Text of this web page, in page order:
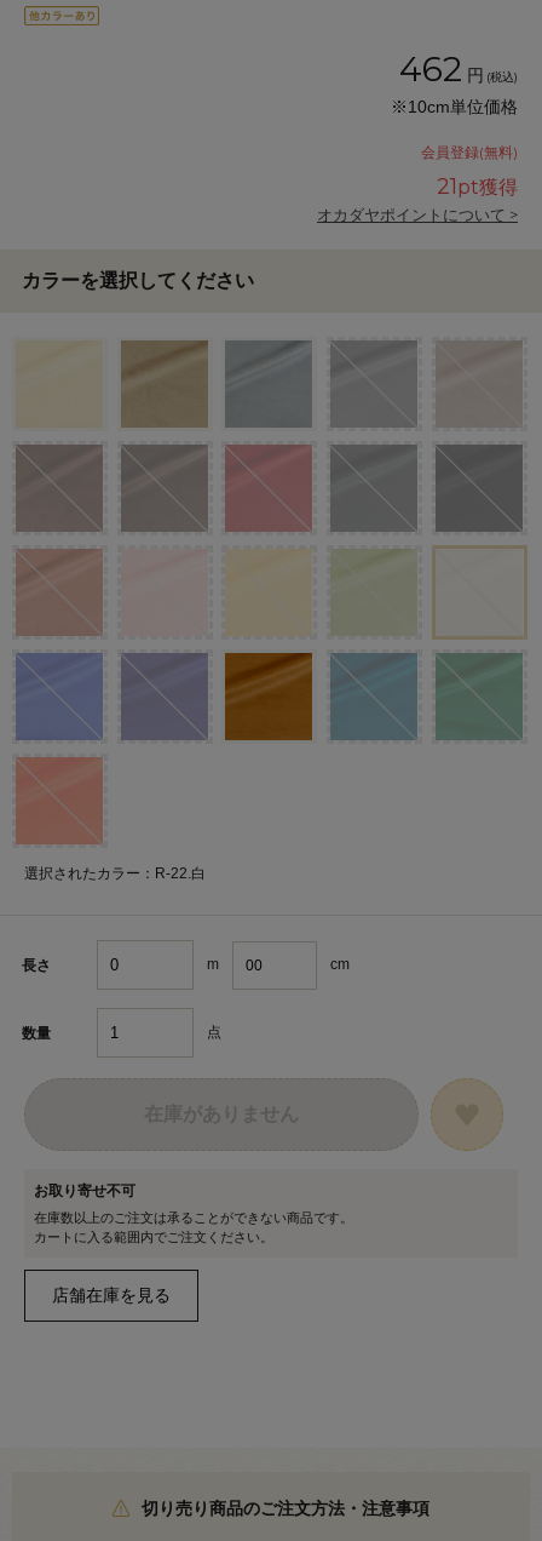
462 円 (税込)
※10cm単位価格
会員登録(無料)
21pt獲得
オカダヤポイントについて >
カラーを選択してください
選択されたカラー：R-22.白
長さ m cm
数量 点
お取り寄せ不可
在庫数以上のご注文は承ることができない商品です。
カートに入る範囲内でご注文ください。
切り売り商品のご注文方法・注意事項